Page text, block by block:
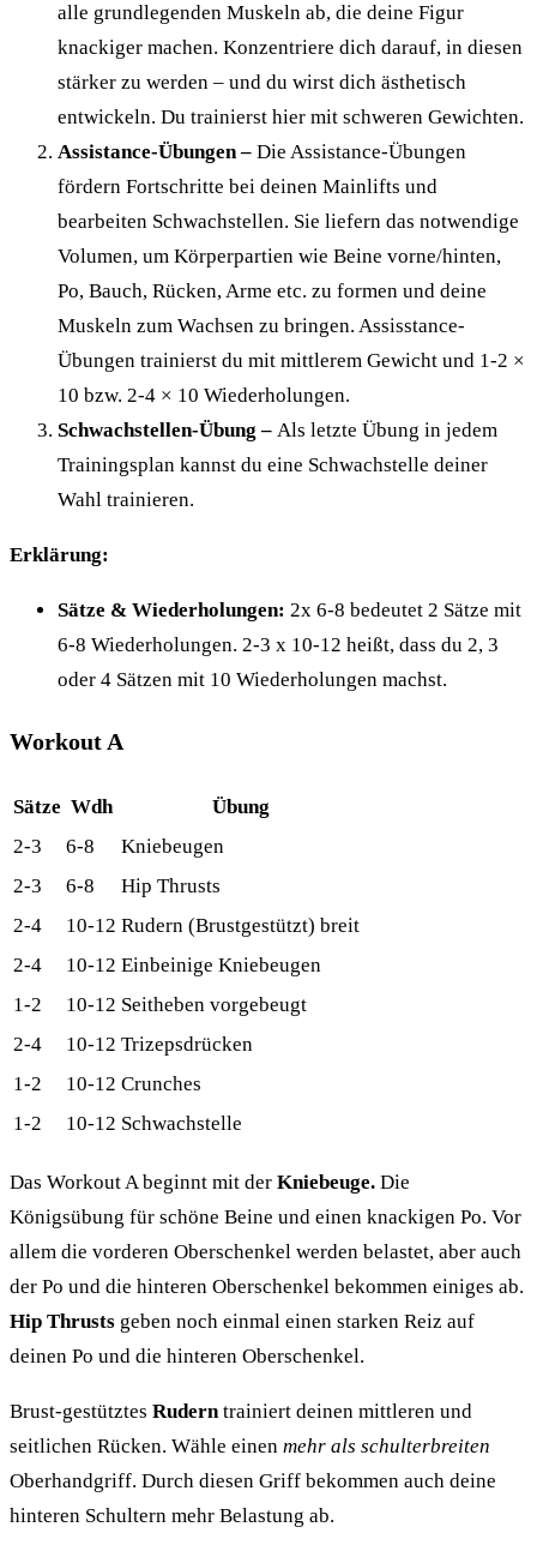
alle grundlegenden Muskeln ab, die deine Figur
knackiger machen. Konzentriere dich darauf, in diesen
stärker zu werden – und du wirst dich ästhetisch
entwickeln. Du trainierst hier mit schweren Gewichten.
Assistance-Übungen – Die Assistance-Übungen
fördern Fortschritte bei deinen Mainlifts und
bearbeiten Schwachstellen. Sie liefern das notwendige
Volumen, um Körperpartien wie Beine vorne/hinten,
Po, Bauch, Rücken, Arme etc. zu formen und deine
Muskeln zum Wachsen zu bringen. Assisstance-
Übungen trainierst du mit mittlerem Gewicht und 1-2 ×
10 bzw. 2-4 × 10 Wiederholungen.
Schwachstellen-Übung – Als letzte Übung in jedem
Trainingsplan kannst du eine Schwachstelle deiner
Wahl trainieren.
Erklärung:
Sätze & Wiederholungen: 2x 6-8 bedeutet 2 Sätze mit
6-8 Wiederholungen. 2-3 x 10-12 heißt, dass du 2, 3
oder 4 Sätzen mit 10 Wiederholungen machst.
Workout A
Sätze Wdh
Übung
2-3
6-8
Kniebeugen
2-3
6-8
Hip Thrusts
2-4
10-12 Rudern (Brustgestützt) breit
2-4
10-12 Einbeinige Kniebeugen
1-2
10-12 Seitheben vorgebeugt
2-4
10-12 Trizepsdrücken
1-2
10-12 Crunches
1-2
10-12 Schwachstelle
Das Workout A beginnt mit der Kniebeuge. Die
Königsübung für schöne Beine und einen knackigen Po. Vor
allem die vorderen Oberschenkel werden belastet, aber auch
der Po und die hinteren Oberschenkel bekommen einiges ab.
Hip Thrusts geben noch einmal einen starken Reiz auf
deinen Po und die hinteren Oberschenkel.
Brust-gestütztes Ruderntrainiert deinen mittleren und
seitlichen Rücken. Wähle einen mehr als schulterbreiten
Oberhandgriff. Durch diesen Griff bekommen auch deine
hinteren Schultern mehr Belastung ab.